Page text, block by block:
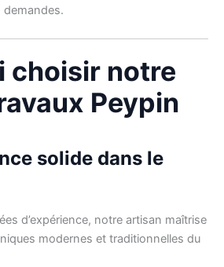
demandes.
choisir notre
Peypin
solide dans le
d’expérience, notre artisan maîtrise
modernes et traditionnelles du